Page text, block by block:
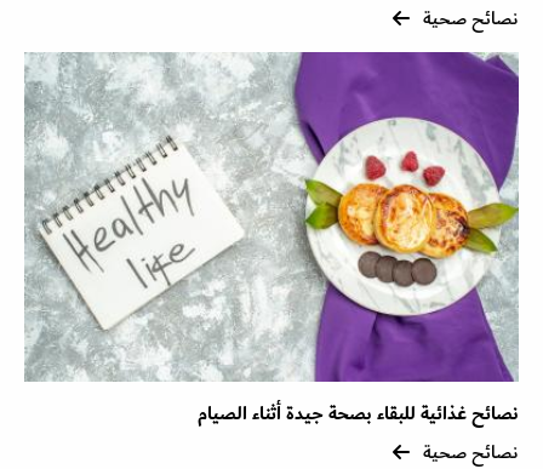
نصائح صحية
نصائح غذائية للبقاء بصحة جيدة أثناء الصيام
نصائح صحية